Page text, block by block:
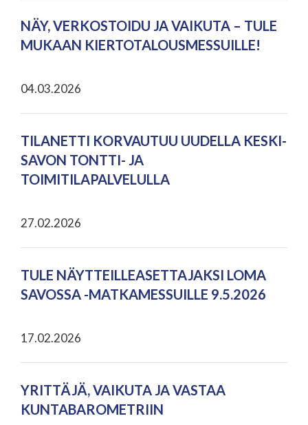
NÄY, VERKOSTOIDU JA VAIKUTA – TULE
MUKAAN KIERTOTALOUSMESSUILLE!
04.03.2026
TILANETTI KORVAUTUU UUDELLA KESKI-
SAVON TONTTI- JA
TOIMITILAPALVELULLA
27.02.2026
TULE NÄYTTEILLEASETTAJAKSI LOMA
SAVOSSA -MATKAMESSUILLE 9.5.2026
17.02.2026
YRITTÄJÄ, VAIKUTA JA VASTAA
KUNTABAROMETRIIN